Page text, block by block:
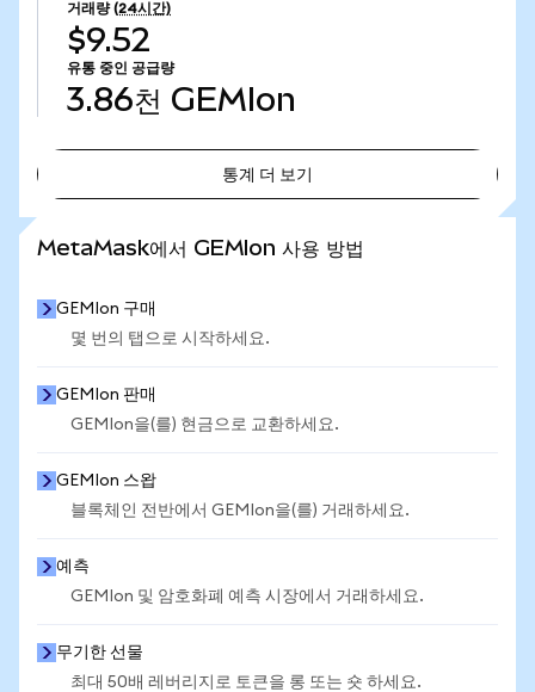
거래량 (24시간)
$9.52
유통 중인 공급량
3.86천 GEMIon
통계 더 보기
MetaMask에서 GEMIon 사용 방법
GEMIon 구매
몇 번의 탭으로 시작하세요.
GEMIon 판매
GEMIon을(를) 현금으로 교환하세요.
GEMIon 스왑
블록체인 전반에서 GEMIon을(를) 거래하세요.
예측
GEMIon 및 암호화폐 예측 시장에서 거래하세요.
무기한 선물
최대 50배 레버리지로 토큰을 롱 또는 숏 하세요.